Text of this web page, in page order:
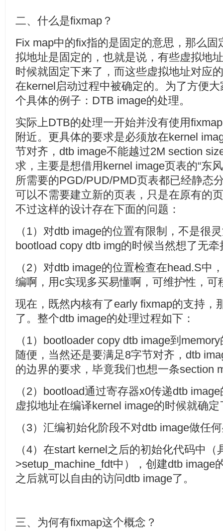
二、什么是fixmap？
Fix map中的fix指的是固定的意思，那么
拟地址是固定的，也就是说，有些虚拟地
时候就固定下来了，而这些虚拟地址对应
在kernel启动过程中被确定的。为了方便
个具体的例子：DTB image的处理。
实际上DTB的处理一开始并没有使用
附近。更具体的要求是必须放在kernel
节对齐，dtb image不能越过2M section
求，主要是想借用kernel image页表的“东
所需要的PGD/PUD/PMD页表都已经静态
可以不需要建立新的页表，只是在原有的
不过这样的设计存在下面的问题：
（1）对dtb image的位置有限制，不是很
bootload copy dtb img的时候当然想了无牵
（2）对dtb image的位置检查在head.S中
编啊，用c实现多买易懂啊，可维护性，可
现在，既然内核有了early fixmap的支持，
了。整个dtb image的处理过程如下：
（1）bootloader copy dtb image到
随便，当然还是要满足8字节对齐，dtb
的边界的要求，毕竟我们也想一条section
（2）bootload通过寄存器x0传递dtb
虚拟地址在编译kernel image的时候就确定
（3）汇编初始化阶段不对dtb image做任
（4）在start kernel之后的初始化代码中（
>setup_machine_fdt中），创建dtb image
之后就可以自由的访问dtb image了。
三、为何有fixmap这个概念？